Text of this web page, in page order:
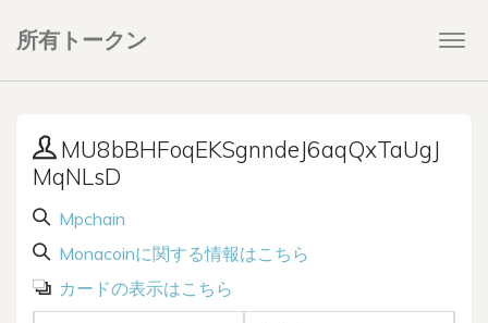
所有トークン
MU8bBHFoqEKSgnndeJ6aqQxTaUgJ
MqNLsD
Mpchain
Monacoinに関する情報はこちら
カードの表示はこちら